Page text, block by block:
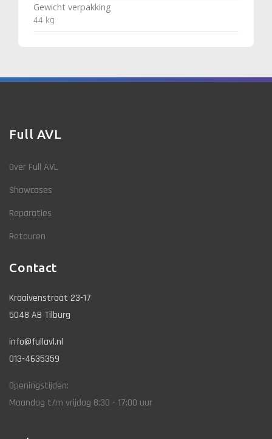
Gewicht verpakking
44 kg
Full AVL
Over Full AVL
Showcases
Reparaties
Retouren
Contact
Kraaivenstraat 23-17
5048 AB Tilburg
info@fullavl.nl
013-4635359
Openingstijden:
Maandag t/m vrijdag 8:30 - 17:00 uur